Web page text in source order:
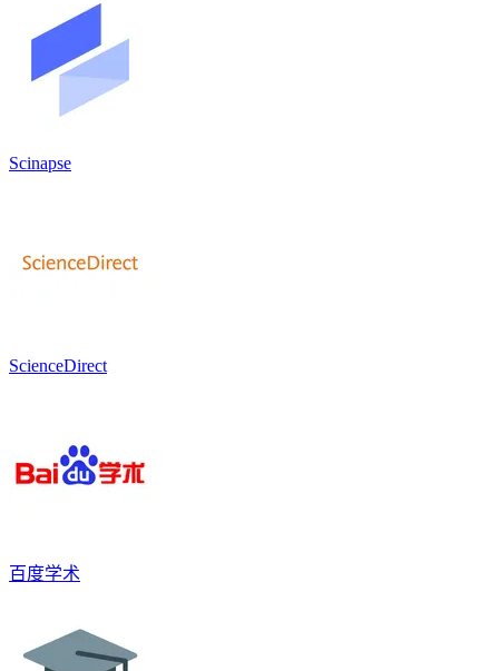
Scinapse
ScienceDirect
百度学术